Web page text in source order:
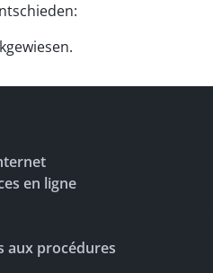
en ligne
aux procédures